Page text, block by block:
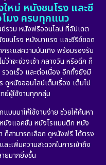
หม่ หนังชนโรง และซี
มง ครบทุกแนว
รวม หนังฟรีออนไลน์ ที่อัปเดต
ชนโรง หนังมาแรง และซีรีย์ยอด
ระแสความบันเทิง พร้อมรองรับ
ว่าจะช่วงเช้า กลางวัน หรือดึก ก็
วดเร็ว และต่อเนื่อง อีกทั้งยังมี
หนังออนไลน์เต็มเรื่อง เต็มไป
ย์ผู้ใช้งานทุกกลุ่ม
บมาให้ใช้งานง่าย ช่วยให้ค้นหา
หนังแอคชั่น หนังโรแมนติก หนัง
สามารถเลือก ดูหนังฟรี ได้ตรง
ะเพิ่มความสะดวกในการเข้าถึง
ยมากยิ่งขึ้น